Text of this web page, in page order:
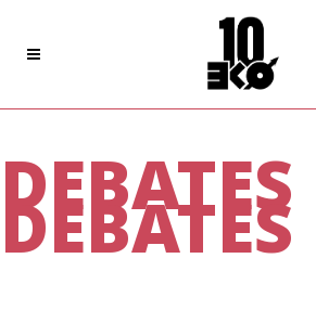
DEBATES
DEBATES
DEBATES PREVIOS